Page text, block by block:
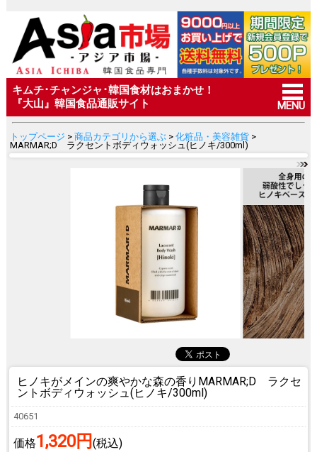
キムチ･チャンジャ･韓国食材はおまかせ！
『大山』韓国食品通販サイト
MENU
トップページ > 商品カテゴリから選ぶ> 化粧品・美容雑貨>
MARMAR;D ラクセントボディウォッシュ(ヒノキ/300ml)
ヒノキがメインの爽やかな森の香り MARMAR;D ラクセ
ントボディウォッシュ(ヒノキ/300ml)
40651
価格1,320円 (税込)